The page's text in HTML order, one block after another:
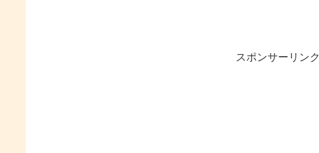
スポンサーリンク